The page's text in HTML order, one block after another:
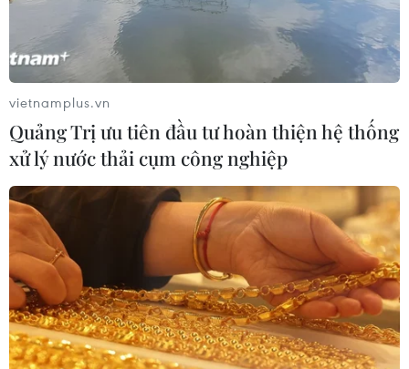
nhân viên và thuế quan không được đáp ứng.
Anh: Bộ trưởng Davis bác bỏ tin tranh cử
vietnamplus.vn
Quảng Trị ưu tiên đầu tư hoàn thiện hệ thống
xử lý nước thải cụm công nghiệp